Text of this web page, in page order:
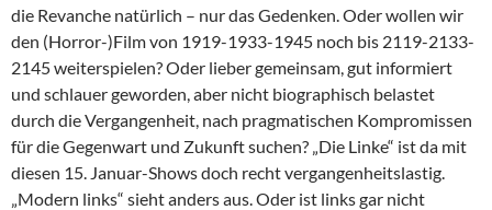
die Revanche natürlich – nur das Gedenken. Oder wollen wir
den (Horror-)Film von 1919-1933-1945 noch bis 2119-2133-
2145 weiterspielen? Oder lieber gemeinsam, gut informiert
und schlauer geworden, aber nicht biographisch belastet
durch die Vergangenheit, nach pragmatischen Kompromissen
für die Gegenwart und Zukunft suchen? „Die Linke“ ist da mit
diesen 15. Januar-Shows doch recht vergangenheitslastig.
„Modern links“ sieht anders aus. Oder ist links gar nicht